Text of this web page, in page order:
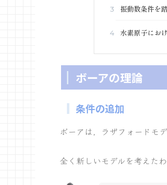
3 振動数条件を
4 水素原子にお
ボーアの理論
条件の追加
ボーアは，ラザフォードモ
全く新しいモデルを考えた